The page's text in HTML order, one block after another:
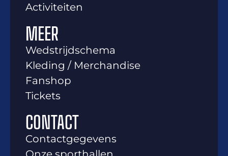
Activiteiten
MEER
Wedstrijdschema
Kleding / Merchandise
Fanshop
Tickets
CONTACT
Contactgegevens